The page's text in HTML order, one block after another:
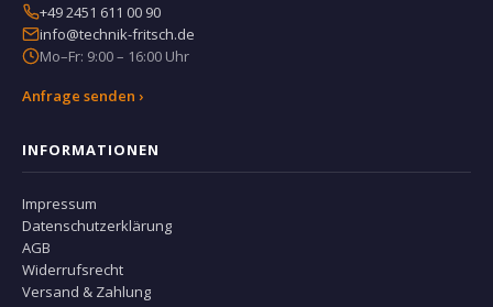
+49 2451 611 00 90
info@technik-fritsch.de
Mo–Fr: 9:00 – 16:00 Uhr
Anfrage senden ›
INFORMATIONEN
Impressum
Datenschutzerklärung
AGB
Widerrufsrecht
Versand & Zahlung